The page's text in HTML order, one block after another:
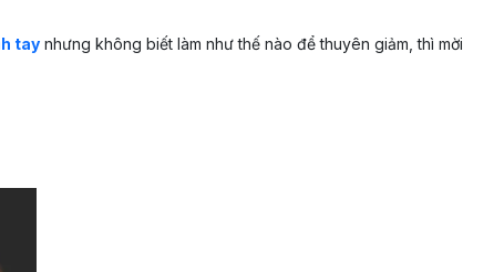
taynhưng không biết làm như thế nào để thuyên giảm, thì mời